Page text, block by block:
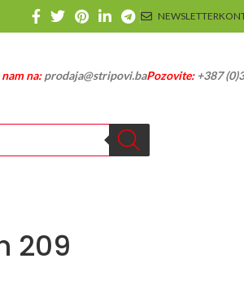
NEWSLETTER
na:prodaja@stripovi.baPozovite:+387
209